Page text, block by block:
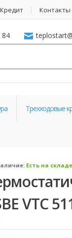
Кредит Контакты
84
Трехходовые
Есть на складе
VTС